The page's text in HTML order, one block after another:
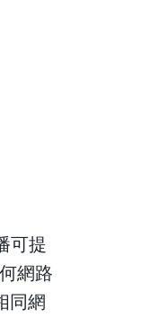
可提
網路
同網